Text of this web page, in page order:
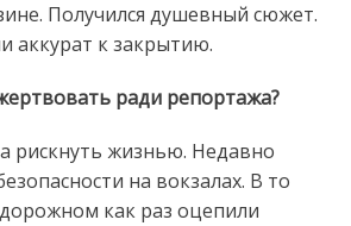
Получился душевный сюжет.
аккурат к закрытию.
ради репортажа?
рискнуть жизнью. Недавно
на вокзалах. В то
как раз оцепили